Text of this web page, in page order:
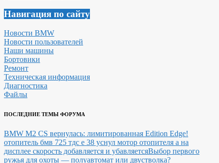
Навигация по сайту
Новости BMW
Новости пользователей
Наши машины
Бортовики
Ремонт
Техническая информация
Диагностика
Файлы
ПОСЛЕДНИЕ ТЕМЫ ФОРУМА
BMW M2 CS вернулась: лимитированная Edition Edge!
отопитель бмв 725 тдс е 38 уснул мотор отопителя а на
дисплее скорость добавляется и убавляетсяВыбор первого
ружья для охоты — полуавтомат или двустволка?